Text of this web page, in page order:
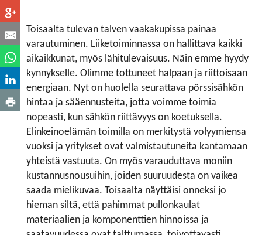
Toisaalta tulevan talven vaakakupissa painaa
varautuminen. Liiketoiminnassa on hallittava kaikki
aikaikkunat, myös lähitulevaisuus. Näin emme hyydy
kynnykselle. Olimme tottuneet halpaan ja riittoisaan
energiaan. Nyt on huolella seurattava pörssisähkön
hintaa ja sääennusteita, jotta voimme toimia
nopeasti, kun sähkön riittävyys on koetuksella.
Elinkeinoelämän toimilla on merkitystä volyymiensa
vuoksi ja yritykset ovat valmistautuneita kantamaan
yhteistä vastuuta. On myös varauduttava moniin
kustannusnousuihin, joiden suuruudesta on vaikea
saada mielikuvaa. Toisaalta näyttäisi onneksi jo
hieman siltä, että pahimmat pullonkaulat
materiaalien ja komponenttien hinnoissa ja